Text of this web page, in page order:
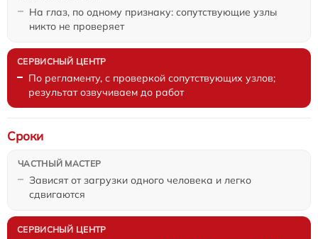
На глаз, по одному признаку: сопутствующие узлы
никто не проверяет
По регламенту, с проверкой сопутствующих узлов;
результат озвучиваем до работ
Зависят от загрузки одного человека и легко
сдвигаются
Сроки